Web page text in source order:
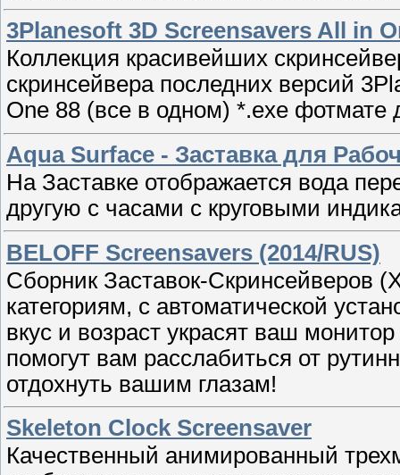
3Planesoft 3D Screensavers All in
Коллекция красивейших
скринсейвера последних версий
One 88 (все в одном) *.exe фотмате
Aqua Surface - Заставка для
На Заставке отображается вода
другую с часами с круговыми
BELOFF Screensavers (2014/RUS)
Сборник Заставок-Скринсейверов
категориям, с автоматической
вкус и возраст украсят ваш
помогут вам расслабиться от
отдохнуть вашим глазам!
Skeleton Clock Screensaver
Качественный анимированный